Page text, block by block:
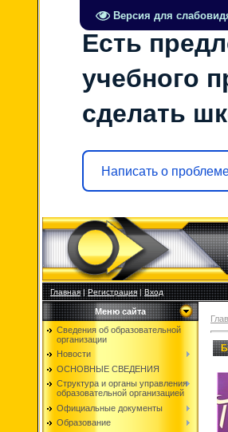
Версия для
Есть
учебного
сделать
Написать о
Главная|Регистрация|Вход
Меню сайта
Сведения об образовательной
организации
Новости
ОСНОВНЫЕ СВЕДЕНИЯ
Структура и органы управления
образовательной организацией
Официальные документы
Образование